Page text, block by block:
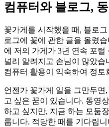
컴퓨터와 블로그,
꽃가게를 시작했을 때, 블로
로그에 꽃에 관한 글을 올렸
에 저의 가게가 3년 연속 포털
널리 알려지고 손님이 많았습
컴퓨터 활용이 익숙하여 정
언젠가 꽃가게 일을 그만두
고 싶은 꿈이 있습니다. 동영
하고 싶지만, 지금 하는 모둠
룹니다. 적당한 때를 기다립